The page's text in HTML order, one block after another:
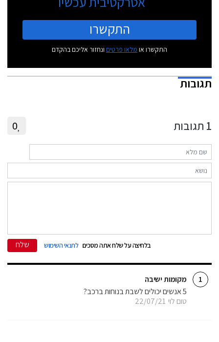
התקשרו
התקשרו או מלאו פרטים ונחזור אליכם בהקדם
תגובות
1 תגובות 0
בלחיצה על שלח אתה מסכים לתנאי השימוש שלח
1 מקומות ישיבה
טום לוי 22/07/21
5 אנשים יכולים לשבת בנוחות ברכב?